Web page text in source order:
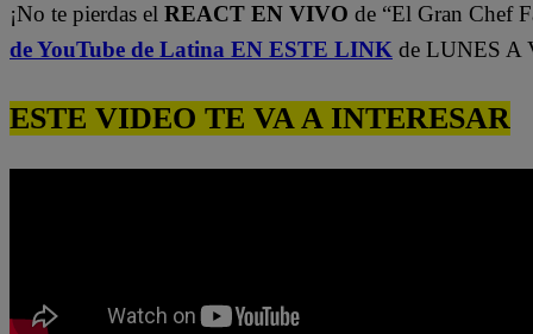
¡No te pierdas el REACT EN VIVO de “El Gran Chef
de YouTube de Latina EN ESTE LINK de LUNES A
ESTE VIDEO TE VA A INTERESAR